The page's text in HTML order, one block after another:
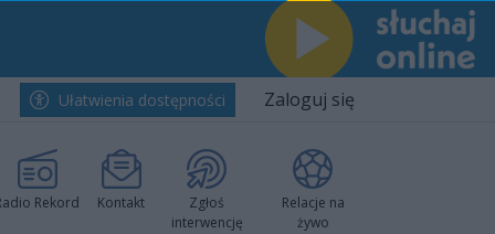
Ułatwienia dostępności Zaloguj się
Rekord Kontakt
Zgłoś
interwencję
Relacje na
żywo